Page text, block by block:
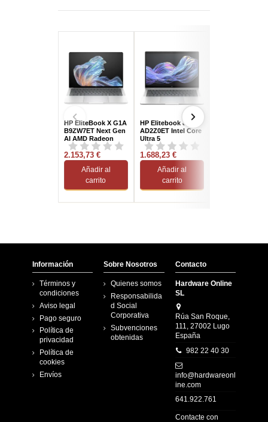
HP EliteBook X G1A
B9ZW7ET Next Gen
AI AMD Radeon
360/32GB/1TB
SSD/14" Tactil W11
Pro
2.153,73 €
Añadir al
carrito
HP Elitebook 8 G1i
AD2Z0ET Intel Core
Ultra 5
225H/16GB/512GB
SSD/Intel ARC
130T/14"...
1.688,23 €
Añadir al
carrito
Información
Términos y
condiciones
Aviso legal
Pago seguro
Política de
privacidad
Política de
cookies
Envíos
Sobre Nosotros
Quienes somos
Responsabilida
d Social
Corporativa
Subvenciones
obtenidas
Contacto
Hardware Online
SL
Rúa San Roque,
111, 27002 Lugo
España
982 22 40 30
info@hardwareonl
ine.com
641.922.761
Contacte con